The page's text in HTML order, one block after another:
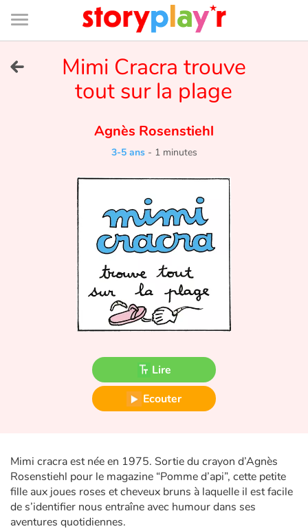
Connexion
Bibliothèque
de
page
Je me connecte
Tester gratuitement
Bibliothèque
Contes d'ici et d'ailleurs
Fable, mythe, littérature et poésie
Ogres, monstres et sorcières
Les animaux
Voyage, épopée, enquête, aventure
Mimi Cracra trouve
tout sur la plage
Agnès Rosenstiehl
3-5 ans- 1 minutes
Lire
Ecouter
Mimi cracra est née en 1975. Sortie du crayon d’Agnès
Rosenstiehl pour le magazine “Pomme d’api”, cette petite
fille aux joues roses et cheveux bruns à laquelle il est facile
de s’identifier nous entraîne avec humour dans ses
aventures quotidiennes.